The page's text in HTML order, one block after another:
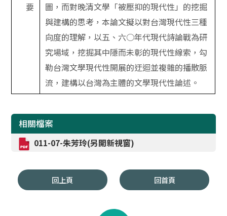
要
圖，而對晚清文學「被壓抑的現代性」的挖掘
與建構的思考，本論文擬以對台灣現代性三種
向度的理解，以五、六○年代現代詩論戰為研
究場域，挖掘其中隱而未彰的現代性線索，勾
勒台灣文學現代性開展的迂迴並複雜的播散脈
流，建構以台灣為主體的文學現代性論述。
相關檔案
011-07-朱芳玲(另開新視窗)
回上頁 回首頁